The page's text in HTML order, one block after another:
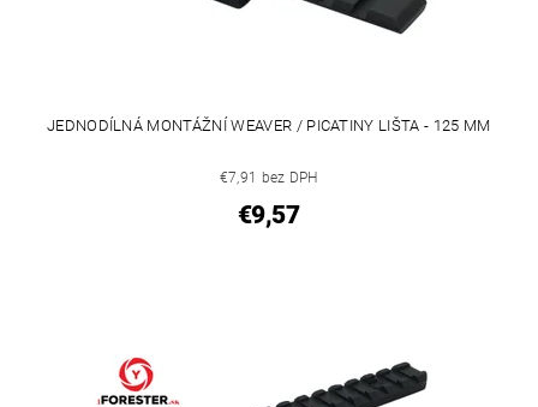
JEDNODÍLNÁ MONTÁŽNÍ WEAVER / PICATINY LIŠTA - 125 MM
€7,91 bez DPH
€9,57